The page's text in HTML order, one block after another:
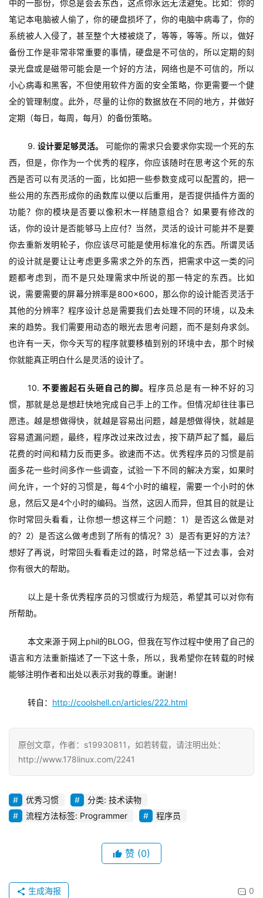
中的一部份，你总是会丢东西，这点你永远无法避免。比如：你的
笔记本电脑被人偷了，你的硬盘损坏了，你的电脑中病毒了，你的
系统被人入侵了，甚至整个大楼被烧了，等等，等等。所以，做好
备份工作是非常非常重要的事情，硬盘是不可信的，所以定期的刻
录光盘或是磁带可能会是一个好的方法，网络也是不可信的，所以
小心病毒和黑客，不但使用软件方面的安全策略，你更需要一个健
全的管理制度。此外，尽量的让你的数据放在不同的地方，并做好
定期（每日，每周，每月）的备份策略。
9. 设计要足够灵活。
可能你的需求只会要求你实现一个死的东
西，但是，你作为一个优秀的程序，你应该随时在思考这个死的东
西是否可以有灵活的一面，比如把一些参数变成可以配置的，把一
些公用的东西形成你的函数库以便以后重用，是否提供插件方面的
功能？你的模块是否要以像积木一样随意组合？如果要有修改的
话，你的设计是否能够马上应付？当然，灵活的设计可能并不是要
你去重新发明轮子，你应该尽可能是使用标准化的东西。所谓灵话
的设计就是要让让考虑更多需求之外的东西，把需求中这一类的问
题都考虑到，而不是只处理需求中所说的那一特定的东西。比如
说，需要需要的屏幕分辨率是800×600，那么你的设计能否灵活于
其他的分辨率？程序设计总是需要我们去处理不同的环境，以及未
来的趋势。我们需要用动态的眼光去思考问题，而不是刻舟求剑。
也许有一天，你今天写的程序就要移植到别的环境中去，那个时候
你就能真正明白什么是灵活的设计了。
10. 不要搬起石头砸自己的脚。程序员总是有一种不好的习
惯，那就是总是想赶快地完成自己手上的工作。但情况却往往事已
愿违。越是想做得快，就越是容易出问题，越是想做得快，就越是
容易遗漏问题，最终，程序改过来改过去，按下葫芦起了瓢，最后
花费的时间和精力反而更多。欲速而不达。优秀程序员的习惯是前
面多花一些时间多作一些调查，试验一下不同的解决方案，如果时
间允许，一个好的习惯是，每4个小时的编程，需要一个小时的休
息，然后又是4个小时的编码。当然，这因人而异，但其目的就是让
你时常回头看看，让你想一想这样三个问题：1）是否这么做是对
的？2）是否这么做考虑到了所有的情况？3）是否有更好的方法？
想好了再说，时常回头看看走过的路，时常总结一下过去事，会对
你有很大的帮助。
以上是十条优秀程序员的习惯或行为规范，希望其可以对你有
所帮助。
本文来源于网上phil的BLOG，但我在写作过程中使用了自己的
语言和方法重新描述了一下这十条，所以，我希望你在转载的时候
能够注明作者和出处以表示对我的尊重。谢谢！
转自： http://coolshell.cn/articles/222.html
原创文章，作者：s19930811，如若转载，请注明出处：
http://www.178linux.com/2241
优秀习惯
分类: 技术读物
流程方法标签: Programmer
程序员
赞 (0)
0
生成海报